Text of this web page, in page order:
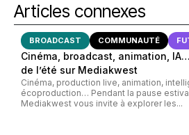
Articles connexes
BROADCAST COMMUNAUTÉ
Cinéma, broadcast, animation,
de l’été sur Mediakwest
Cinéma, production live, animation,
écoproduction… Pendant la pause
Mediakwest vous invite à explorer les...